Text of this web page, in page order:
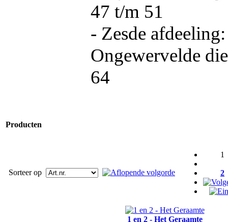
47 t/m 51
- Zesde afdeeling:
Ongewervelde
64
Producten
Sorteer op
1
2
1 en 2 - Het Geraamte